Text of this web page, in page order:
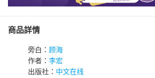
商品詳情
旁白： 顾海
作者： 李宏
出版社： 中文在线